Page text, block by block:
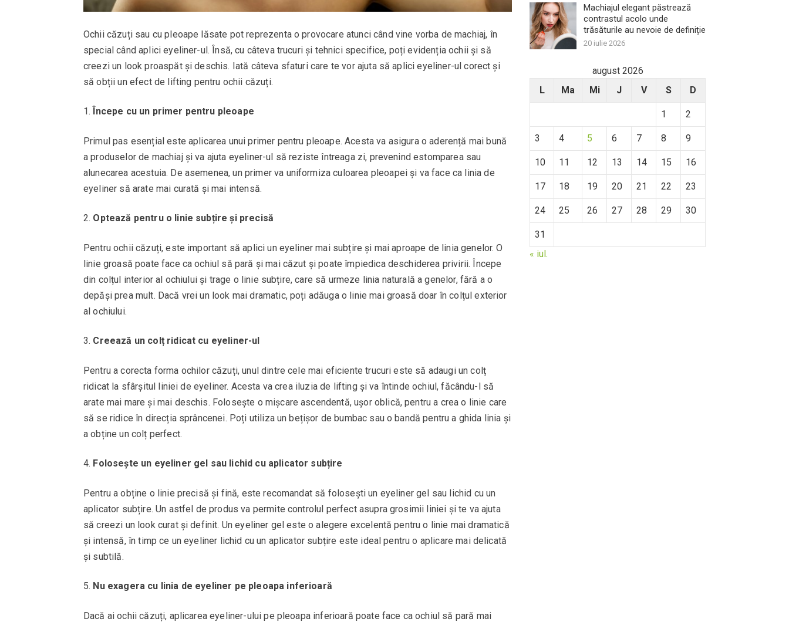
Ochii căzuți sau cu pleoape lăsate pot reprezenta o provocare atunci când vine vorba de machiaj, în
special când aplici eyeliner-ul. Însă, cu câteva trucuri și tehnici specifice, poți evidenția ochii și să
creezi un look proaspăt și deschis. Iată câteva sfaturi care te vor ajuta să aplici eyeliner-ul corect și
să obții un efect de lifting pentru ochii căzuți.
Începe cu un primer pentru pleoape
Primul pas esențial este aplicarea unui primer pentru pleoape. Acesta va asigura o aderență mai bună
a produselor de machiaj și va ajuta eyeliner-ul să reziste întreaga zi, prevenind estomparea sau
alunecarea acestuia. De asemenea, un primer va uniformiza culoarea pleoapei și va face ca linia de
eyeliner să arate mai curată și mai intensă.
Optează pentru o linie subțire și precisă
Pentru ochii căzuți, este important să aplici un eyeliner mai subțire și mai aproape de linia genelor. O
linie groasă poate face ca ochiul să pară și mai căzut și poate împiedica deschiderea privirii. Începe
din colțul interior al ochiului și trage o linie subțire, care să urmeze linia naturală a genelor, fără a o
depăși prea mult. Dacă vrei un look mai dramatic, poți adăuga o linie mai groasă doar în colțul exterior
al ochiului.
Creează un colț ridicat cu eyeliner-ul
Pentru a corecta forma ochilor căzuți, unul dintre cele mai eficiente trucuri este să adaugi un colț
ridicat la sfârșitul liniei de eyeliner. Acesta va crea iluzia de lifting și va întinde ochiul, făcându-l să
arate mai mare și mai deschis. Folosește o mișcare ascendentă, ușor oblică, pentru a crea o linie care
să se ridice în direcția sprâncenei. Poți utiliza un bețișor de bumbac sau o bandă pentru a ghida linia și
a obține un colț perfect.
Folosește un eyeliner gel sau lichid cu aplicator subțire
Pentru a obține o linie precisă și fină, este recomandat să folosești un eyeliner gel sau lichid cu un
aplicator subțire. Un astfel de produs va permite controlul perfect asupra grosimii liniei și te va ajuta
să creezi un look curat și definit. Un eyeliner gel este o alegere excelentă pentru o linie mai dramatică
și intensă, în timp ce un eyeliner lichid cu un aplicator subțire este ideal pentru o aplicare mai delicată
și subtilă.
Nu exagera cu linia de eyeliner pe pleoapa inferioară
Dacă ai ochii căzuți, aplicarea eyeliner-ului pe pleoapa inferioară poate face ca ochiul să pară mai
Machiajul elegant păstrează
contrastul acolo unde
trăsăturile au nevoie de definiție
20 iulie 2026
august 2026
L
Ma Mi J V S D
1 2
3 4 5 6 7 8 9
10 11 12 13 14 15 16
17 18 19 20 21 22 23
24 25 26 27 28 29 30
31
« iul.